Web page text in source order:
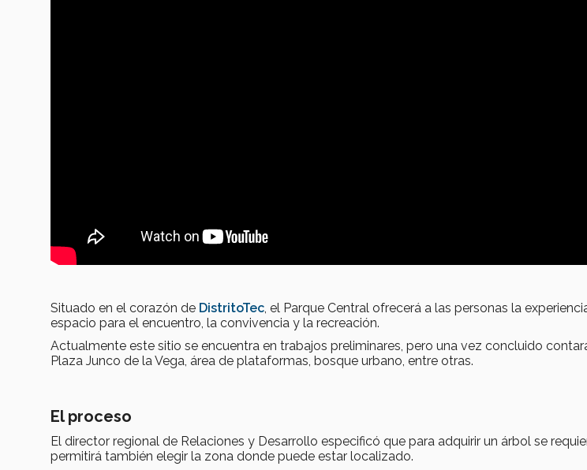
Situado en el corazón de DistritoTec , el Parque Central ofrecerá a las personas la
espacio para el encuentro, la convivencia y la recreación.
Actualmente este sitio se encuentra en trabajos preliminares, pero una vez concluido
Plaza Junco de la Vega, área de plataformas, bosque urbano, entre otras.
El proceso
El director regional de Relaciones y Desarrollo especificó que para adquirir un árbol se
permitirá también elegir la zona donde puede estar localizado.